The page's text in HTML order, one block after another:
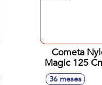
Cometa
Magic 125
36 meses